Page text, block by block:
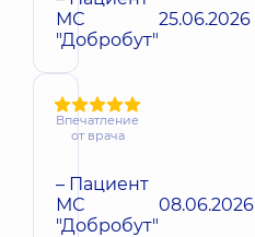
МС
"Добробут"
25.06.2026
Впечатление
от врача
– Пациент
МС
"Добробут"
08.06.2026